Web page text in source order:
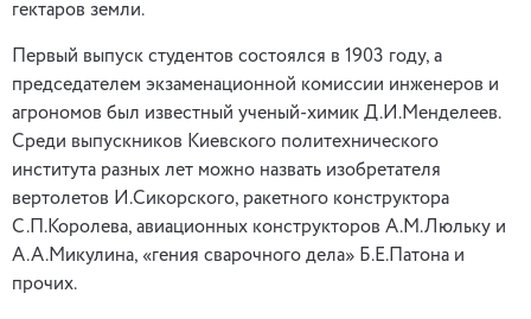
гектаров земли.
Первый выпуск студентов состоялся в 1903 году, а
председателем экзаменационной комиссии инженеров и
агрономов был известный ученый-химик Д.И.Менделеев.
Среди выпускников Киевского политехнического
института разных лет можно назвать изобретателя
вертолетов И.Сикорского, ракетного конструктора
С.П.Королева, авиационных конструкторов А.М.Люльку и
А.А.Микулина, «гения сварочного дела» Б.Е.Патона и
прочих.